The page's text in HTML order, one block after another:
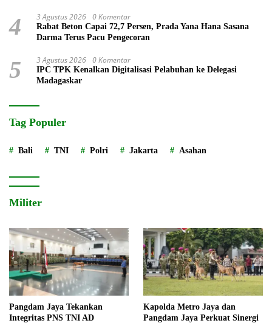
4 3 Agustus 2026 0 Komentar
Rabat Beton Capai 72,7 Persen, Prada Yana Hana Sasana
Darma Terus Pacu Pengecoran
5 3 Agustus 2026 0 Komentar
IPC TPK Kenalkan Digitalisasi Pelabuhan ke Delegasi
Madagaskar
Tag Populer
Bali TNI Polri Jakarta Asahan
Militer
Pangdam Jaya Tekankan
Integritas PNS TNI AD
Kapolda Metro Jaya dan
Pangdam Jaya Perkuat Sinergi